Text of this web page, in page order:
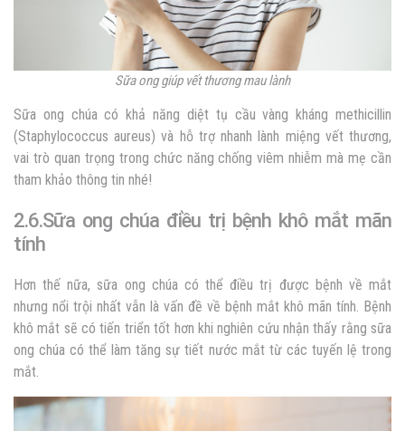
Sữa ong giúp vết thương mau lành
Sữa ong chúa có khả năng diệt tụ cầu vàng kháng methicillin
(Staphylococcus aureus) và hỗ trợ nhanh lành miệng vết thương,
vai trò quan trọng trong chức năng chống viêm nhiễm mà mẹ cần
tham khảo thông tin nhé!
2.6.Sữa ong chúa điều trị bệnh khô mắt mãn
tính
Hơn thế nữa, sữa ong chúa có thể điều trị được bệnh về mắt
nhưng nổi trội nhất vẫn là vấn đề về bệnh mắt khô mãn tính. Bệnh
khô mắt sẽ có tiến triển tốt hơn khi nghiên cứu nhận thấy rằng sữa
ong chúa có thể làm tăng sự tiết nước mắt từ các tuyến lệ trong
mắt.